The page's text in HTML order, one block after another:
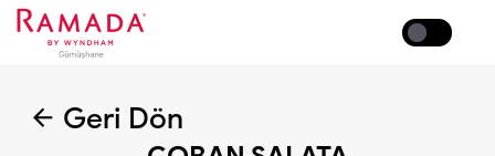
Coffee
Geri Dön